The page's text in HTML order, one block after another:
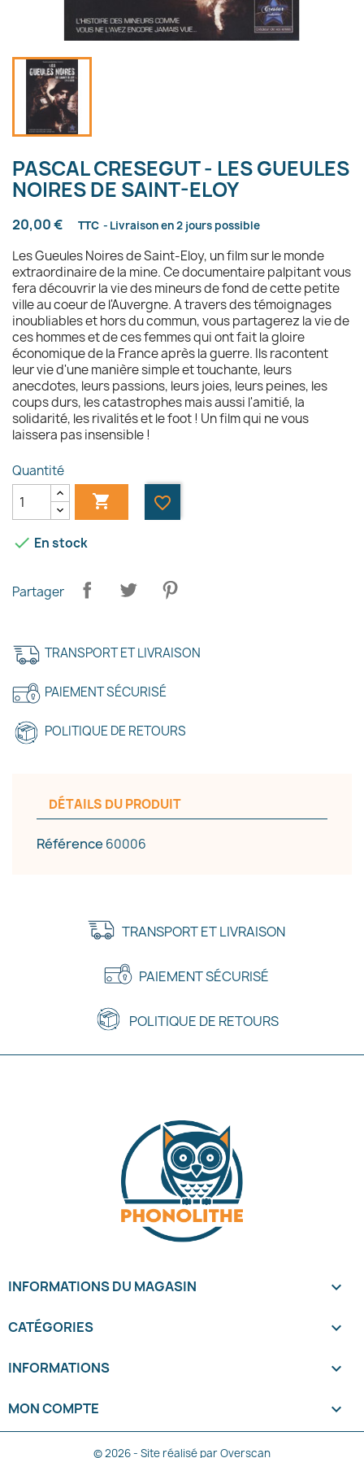
PASCAL CRESEGUT - LES GUEULES
NOIRES DE SAINT-ELOY
20,00 € TTC Livraison en 2 jours possible
Les Gueules Noires de Saint-Eloy, un film sur le monde
extraordinaire de la mine. Ce documentaire palpitant vous
fera découvrir la vie des mineurs de fond de cette petite
ville au coeur de l'Auvergne. A travers des témoignages
inoubliables et hors du commun, vous partagerez la vie de
ces hommes et de ces femmes qui ont fait la gloire
économique de la France après la guerre. Ils racontent
leur vie d'une manière simple et touchante, leurs
anecdotes, leurs passions, leurs joies, leurs peines, les
coups durs, les catastrophes mais aussi l'amitié, la
solidarité, les rivalités et le foot ! Un film qui ne vous
laissera pas insensible !
Quantité
 favorite_border
 En stock
Partager
TRANSPORT ET LIVRAISON
PAIEMENT SÉCURISÉ
POLITIQUE DE RETOURS
DÉTAILS DU PRODUIT
Référence 60006
Créer une liste d'envies
TRANSPORT ET LIVRAISON
PAIEMENT SÉCURISÉ
POLITIQUE DE RETOURS
INFORMATIONS DU MAGASIN keyboard_arrow_down
CATÉGORIES 
INFORMATIONS 
MON COMPTE 
© 2026 - Site réalisé par Overscan